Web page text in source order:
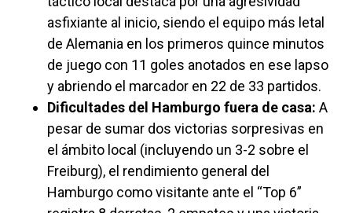
asfixiante al inicio, siendo el equipo más letal
de Alemania en los primeros quince minutos
de juego con 11 goles anotados en ese lapso
y abriendo el marcador en 22 de 33 partidos.
Dificultades del Hamburgo fuera de casa: A
pesar de sumar dos victorias sorpresivas en
el ámbito local (incluyendo un 3-2 sobre el
Freiburg), el rendimiento general del
Hamburgo como visitante ante el “Top 6”